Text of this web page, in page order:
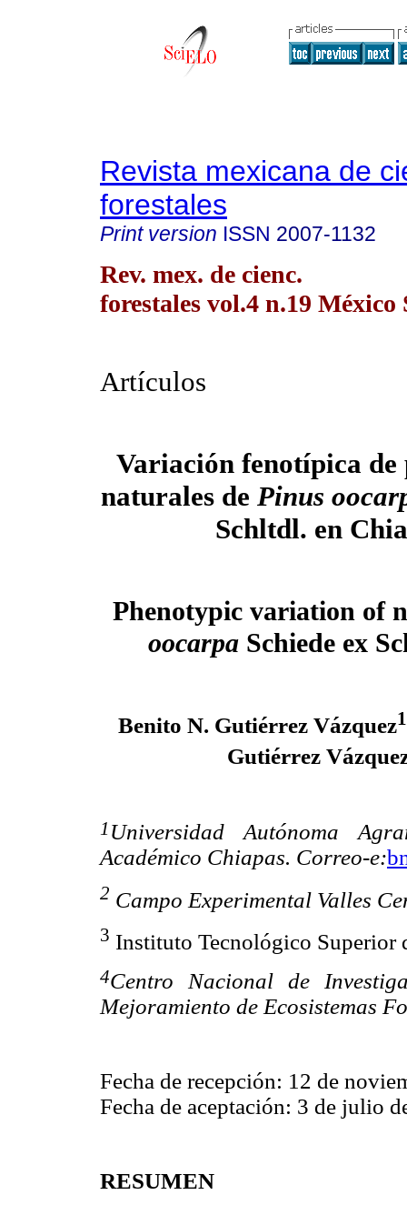
Revista mexicana de
forestales
Print version ISSN 2007-1132
Rev. mex. de cienc.
forestales vol.4 n.19 México
Artículos
Variación fenotípica de
naturales de Pinus
Schltdl. en
Phenotypic variation of
oocarpa Schiede ex
Benito N. Gutiérrez Vázquez1
Gutiérrez
1 Universidad Autónoma
Académico Chiapas. Correo-e:
2 Campo Experimental Valles
3 Instituto Tecnológico Superior
4Centro Nacional de
Mejoramiento de Ecosistemas
Fecha de recepción: 12 de
Fecha de aceptación: 3 de julio
RESUMEN